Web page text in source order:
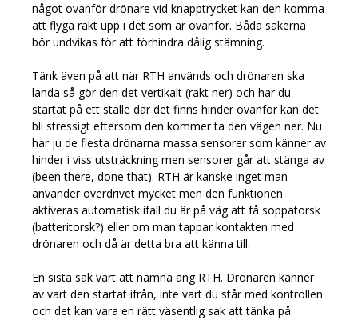
något ovanför drönare vid knapptrycket kan den komma
att flyga rakt upp i det som är ovanför. Båda sakerna
bör undvikas för att förhindra dålig stämning.
Tänk även på att när RTH används och drönaren ska
landa så gör den det vertikalt (rakt ner) och har du
startat på ett ställe där det finns hinder ovanför kan det
bli stressigt eftersom den kommer ta den vägen ner. Nu
har ju de flesta drönarna massa sensorer som känner av
hinder i viss utsträckning men sensorer går att stänga av
(been there, done that). RTH är kanske inget man
använder överdrivet mycket men den funktionen
aktiveras automatisk ifall du är på väg att få soppatorsk
(batteritorsk?) eller om man tappar kontakten med
drönaren och då är detta bra att känna till.
En sista sak värt att nämna ang RTH. Drönaren känner
av vart den startat ifrån, inte vart du står med kontrollen
och det kan vara en rätt väsentlig sak att tänka på.